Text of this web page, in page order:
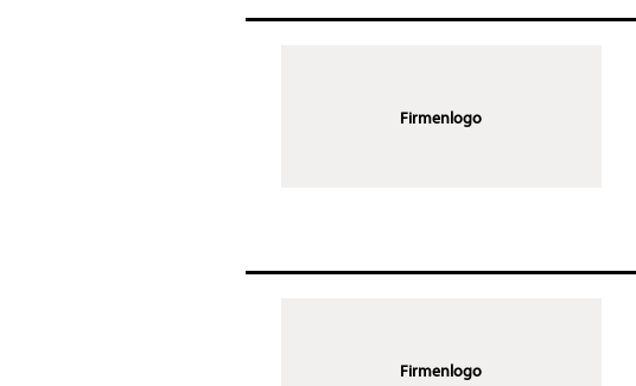
Firmenlogo
Firmenlogo